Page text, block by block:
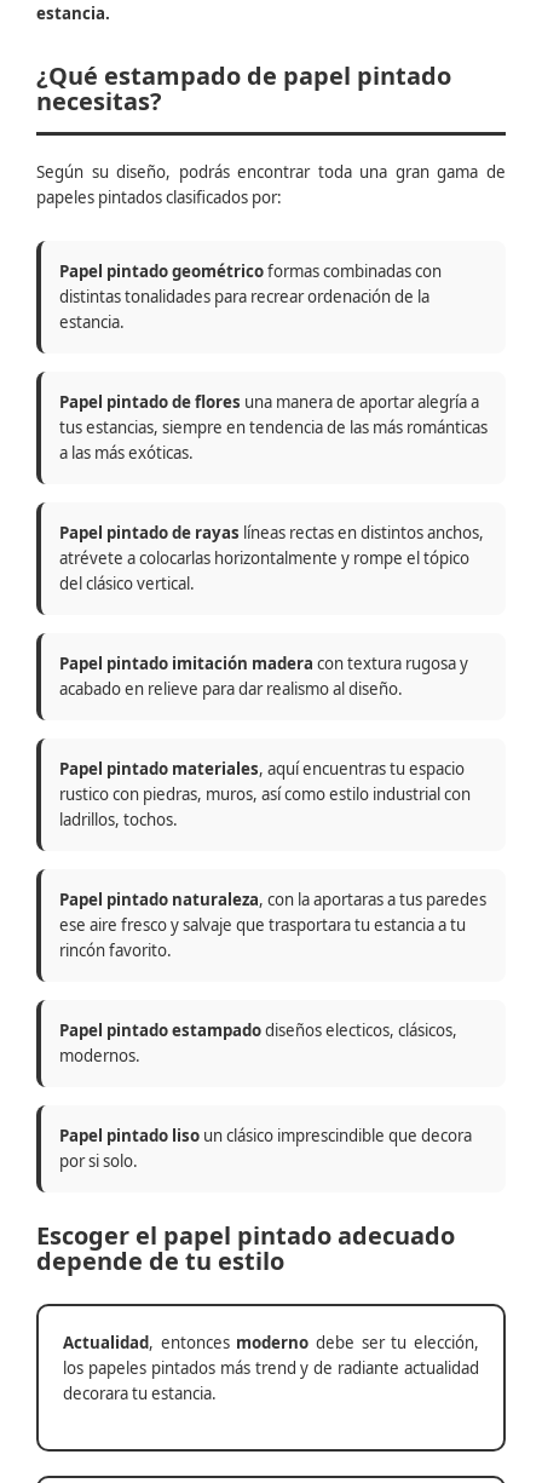
estancia.
¿Qué estampado de papel pintado
necesitas?
Según su diseño, podrás encontrar toda una gran gama de
papeles pintados clasificados por:
Papel pintado geométricoformas combinadas con
distintas tonalidades para recrear ordenación de la
estancia.
Papel pintado de flores una manera de aportar alegría a
tus estancias, siempre en tendencia de las más románticas
a las más exóticas.
Papel pintado de rayas líneas rectas en distintos anchos,
atrévete a colocarlas horizontalmente y rompe el tópico
del clásico vertical.
Papel pintado imitación madera con textura rugosa y
acabado en relieve para dar realismo al diseño.
Papel pintado materiales, aquí encuentras tu espacio
rustico con piedras, muros, así como estilo industrial con
ladrillos, tochos.
Papel pintado naturaleza, con la aportaras a tus paredes
ese aire fresco y salvaje que trasportara tu estancia a tu
rincón favorito.
Papel pintado estampadodiseños electicos, clásicos,
modernos.
Papel pintado liso un clásico imprescindible que decora
por si solo.
Escoger el papel pintado adecuado
depende de tu estilo
Actualidad, entonces moderno debe ser tu elección,
los papeles pintados más trend y de radiante actualidad
decorara tu estancia.